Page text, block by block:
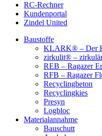
RC-Rechner
Kundenportal
Zindel United
Baustoffe
KLARK® – Der
zirkulit® –
REB – Ragazer
RFB – Ragazer
Recyclingbeton
Recyclingkies
Presyn
Logbloc
Materialannahme
Bauschutt